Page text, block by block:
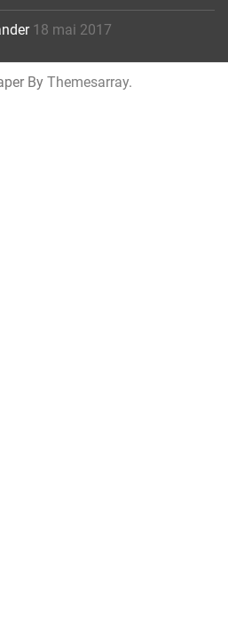
18 mai 2017
By Themesarray.